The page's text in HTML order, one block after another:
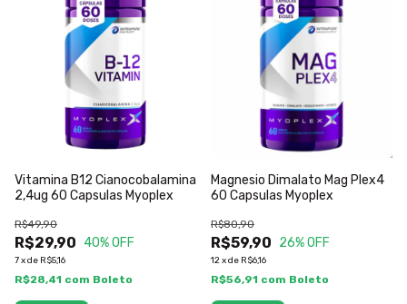
Vitamina B12 Cianocobalamina
2,4ug 60 Capsulas Myoplex
R$29,90
R$49,90
40% OFF
7xde R$5,16
R$28,41 com Boleto
Magnesio Dimalato Mag Plex4
60 Capsulas Myoplex
R$59,90
R$80,90
26% OFF
12xde R$6,16
R$56,91 com Boleto